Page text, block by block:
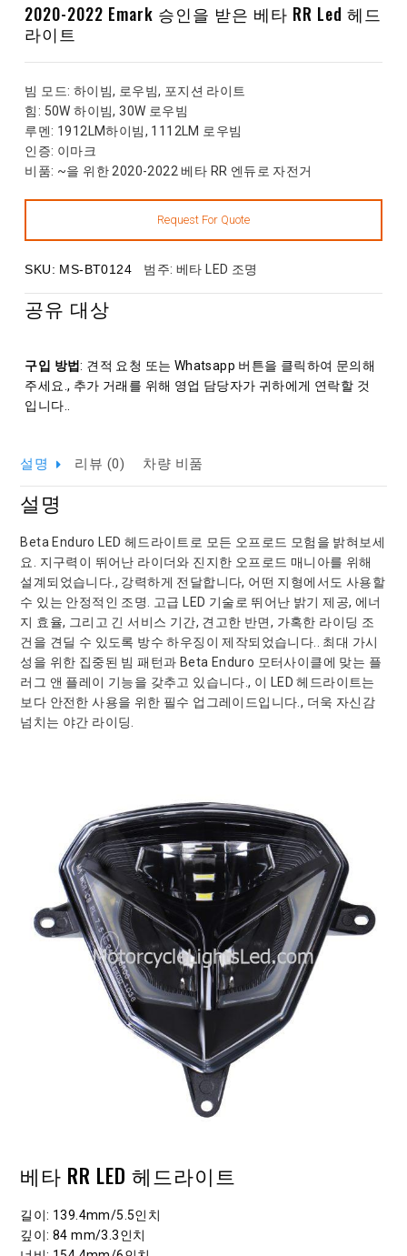
2020-2022 Emark 승인을 받은 베타 RR Led 헤드
라이트
빔 모드: 하이빔, 로우빔, 포지션 라이트
힘 : 50W 하이빔, 30W 로우빔
루멘: 1912LM하이빔, 1112LM 로우빔
인증: 이마크
비품: ~을 위한 2020-2022 베타 RR 엔듀로 자전거
SKU: MS-BT0124 범주:베타 LED 조명
공유 대상
구입 방법: 견적 요청 또는 Whatsapp 버튼을 클릭하여 문의해
주세요., 추가 거래를 위해 영업 담당자가 귀하에게 연락할 것
입니다..
설명 리뷰 (0) 차량 비품
설명
Beta Enduro LED 헤드라이트로 모든 오프로드 모험을 밝혀보세
요. 지구력이 뛰어난 라이더와 진지한 오프로드 매니아를 위해
설계되었습니다., 강력하게 전달합니다, 어떤 지형에서도 사용할
수 있는 안정적인 조명. 고급 LED 기술로 뛰어난 밝기 제공, 에너
지 효율, 그리고 긴 서비스 기간, 견고한 반면, 가혹한 라이딩 조
건을 견딜 수 있도록 방수 하우징이 제작되었습니다.. 최대 가시
성을 위한 집중된 빔 패턴과 Beta Enduro 모터사이클에 맞는 플
러그 앤 플레이 기능을 갖추고 있습니다., 이 LED 헤드라이트는
보다 안전한 사용을 위한 필수 업그레이드입니다., 더욱 자신감
넘치는 야간 라이딩.
베타 RR LED 헤드라이트
길이: 139.4mm/5.5인치
깊이: 84 mm/3.3인치